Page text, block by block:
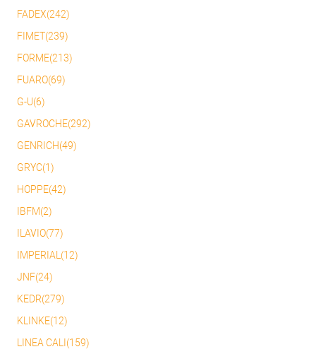
FADEX(242)
FIMET(239)
FORME(213)
FUARO(69)
G-U(6)
GAVROCHE(292)
GENRICH(49)
GRYC(1)
HOPPE(42)
IBFM(2)
ILAVIO(77)
IMPERIAL(12)
JNF(24)
KEDR(279)
KLINKE(12)
LINEA CALI(159)